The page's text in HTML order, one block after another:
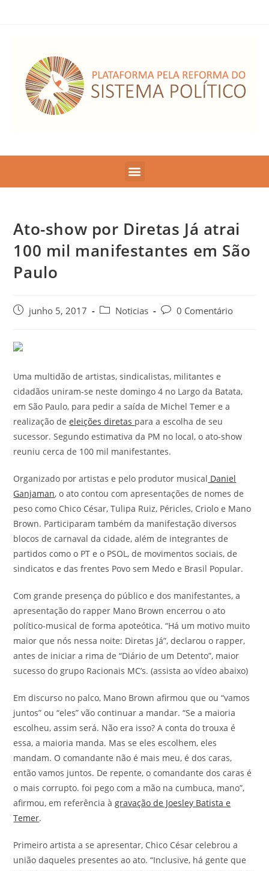
Ato-show por Diretas Já atrai
100 mil manifestantes em São
Paulo
junho 5, 2017 Noticias 0 Comentário
Uma multidão de artistas, sindicalistas, militantes e
cidadãos uniram-se neste domingo 4 no Largo da Batata,
em São Paulo, para pedir a saída de Michel Temer e a
realização deeleições diretas para a escolha de seu
sucessor. Segundo estimativa da PM no local, o ato-show
reuniu cerca de 100 mil manifestantes.
Organizado por artistas e pelo produtor musical Daniel
Ganjaman, o ato contou com apresentações de nomes de
peso como Chico César, Tulipa Ruiz, Péricles, Criolo e Mano
Brown. Participaram também da manifestação diversos
blocos de carnaval da cidade, além de integrantes de
partidos como o PT e o PSOL, de movimentos sociais, de
sindicatos e das frentes Povo sem Medo e Brasil Popular.
Com grande presença do público e dos manifestantes, a
apresentação do rapper Mano Brown encerrou o ato
político-musical de forma apoteótica. “Há um motivo muito
maior que nós nessa noite: Diretas Já”, declarou o rapper,
antes de iniciar a rima de “Diário de um Detento”, maior
sucesso do grupo Racionais MC’s. (assista ao vídeo abaixo)
Em discurso no palco, Mano Brown afirmou que ou “vamos
juntos” ou “eles” vão continuar a mandar. “Se a maioria
escolheu, assim será. Não era isso? A conta do trouxa é
essa, a maioria manda. Mas se eles escolhem, eles
mandam. O comandante não é mais meu, é dos caras,
então vamos juntos. De repente, o comandante dos caras é
o mais corrupto. foi pego com a mão na cumbuca, mano”,
afirmou, em referência à gravação de Joesley Batista e
Temer.
Primeiro artista a se apresentar, Chico César celebrou a
união daqueles presentes ao ato. “Inclusive, há gente que